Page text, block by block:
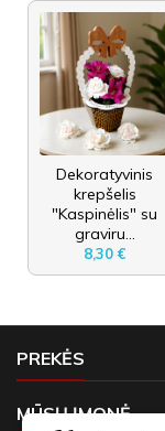
Dekoratyvinis
krepšelis
"Kaspinėlis" su
graviru...
8,30 €
PREKĖS
MŪSŲ ĮMONĖ